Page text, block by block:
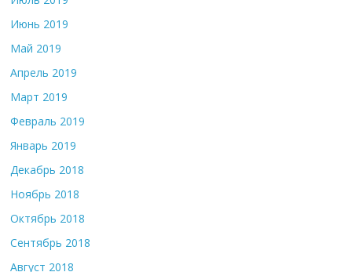
Июнь 2019
Май 2019
Апрель 2019
Март 2019
Февраль 2019
Январь 2019
Декабрь 2018
Ноябрь 2018
Октябрь 2018
Сентябрь 2018
Август 2018